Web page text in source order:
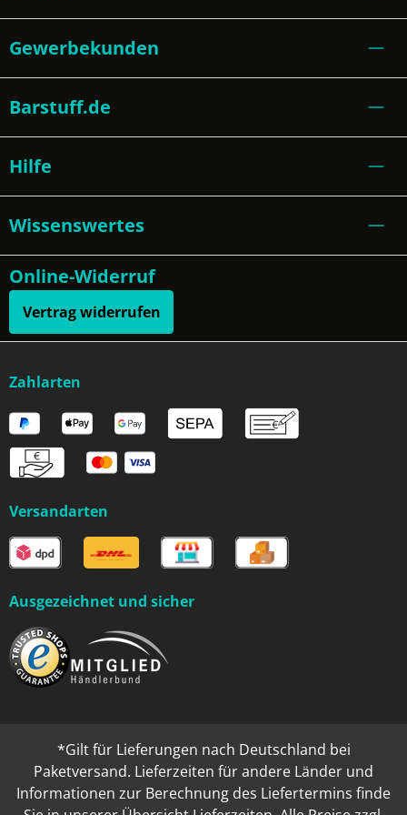
Gewerbekunden
Barstuff.de
Hilfe
Wissenswertes
Online-Widerruf
Vertrag widerrufen
Zahlarten
Versandarten
Ausgezeichnet und sicher
*Gilt für Lieferungen nach Deutschland bei
Paketversand. Lieferzeiten für andere Länder und
Informationen zur Berechnung des Liefertermins finde